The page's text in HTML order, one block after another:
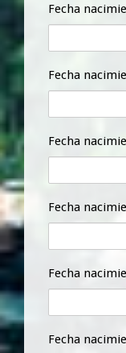
Fecha
Fecha
Fecha
Fecha
Fecha
Fecha